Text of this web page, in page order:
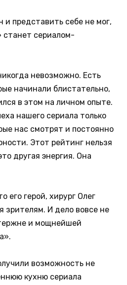
и представить себе не мог,
станет сериалом-
невозможно. Есть
начинали блистательно,
в этом на личном опыте.
нашего сериала только
нас смотрят и постоянно
Этот рейтинг нельзя
другая энергия. Она
его герой, хирург Олег
зрителям. И дело вовсе не
и мощнейшей
возможность не
кухню сериала